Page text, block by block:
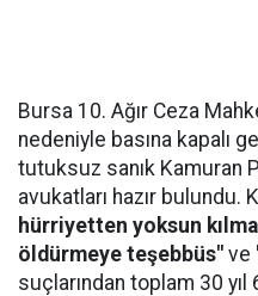
Bursa 10. Ağır Ceza
nedeniyle basına kapalı
tutuksuz sanık Kamuran
avukatları hazır bulundu.
hürriyetten yoksun
öldürmeye teşebbüs" ve
suçlarından toplam 30 yıl